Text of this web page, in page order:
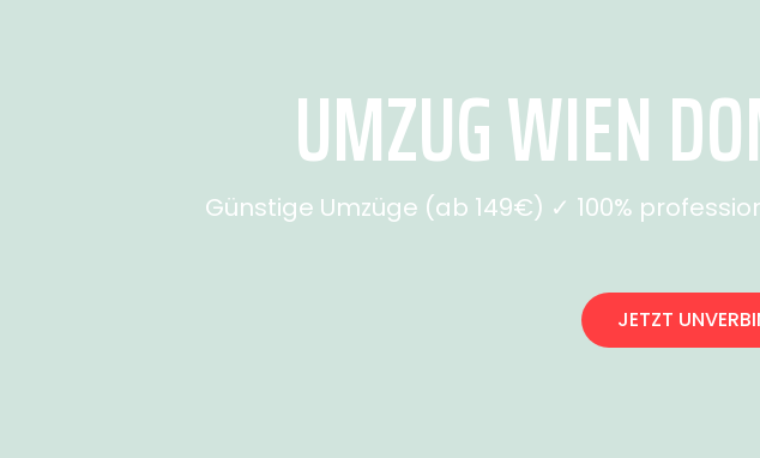
UMZUG WIEN
Günstige Umzüge (ab 149€) ✓ 100%
JETZT